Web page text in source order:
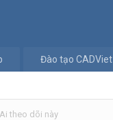
Đào tạo CADViet
Ai theo dõi này